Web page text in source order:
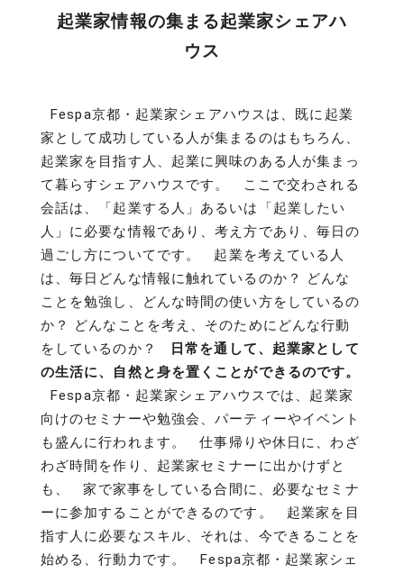
起業家情報の集まる起業家シェアハ
ウス
Fespa京都・起業家シェアハウスは、既に起業
家として成功している人が集まるのはもちろん、
起業家を目指す人、起業に興味のある人が集まっ
て暮らすシェアハウスです。 ここで交わされる
会話は、「起業する人」あるいは「起業したい
人」に必要な情報であり、考え方であり、毎日の
過ごし方についてです。 起業を考えている人
は、毎日どんな情報に触れているのか？ どんな
ことを勉強し、どんな時間の使い方をしているの
か？ どんなことを考え、そのためにどんな行動
をしているのか？
日常を通して、起業家として
の生活に、自然と身を置くことができるのです。
Fespa京都・起業家シェアハウスでは、起業家
向けのセミナーや勉強会、パーティーやイベント
も盛んに行われます。 仕事帰りや休日に、わざ
わざ時間を作り、起業家セミナーに出かけずと
も、 家で家事をしている合間に、必要なセミナ
ーに参加することができるのです。 起業家を目
指す人に必要なスキル、それは、今できることを
始める、行動力です。 Fespa京都・起業家シェ